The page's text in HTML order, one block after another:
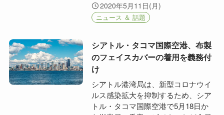
2020年5月11日(月)
ニュース ＆ 話題
シアトル・タコマ国際空港、布製
のフェイスカバーの着用を義務付
け
シアトル港湾局は、新型コロナウイ
ルス感染拡大を抑制するため、シア
トル・タコマ国際空港で5月18日か